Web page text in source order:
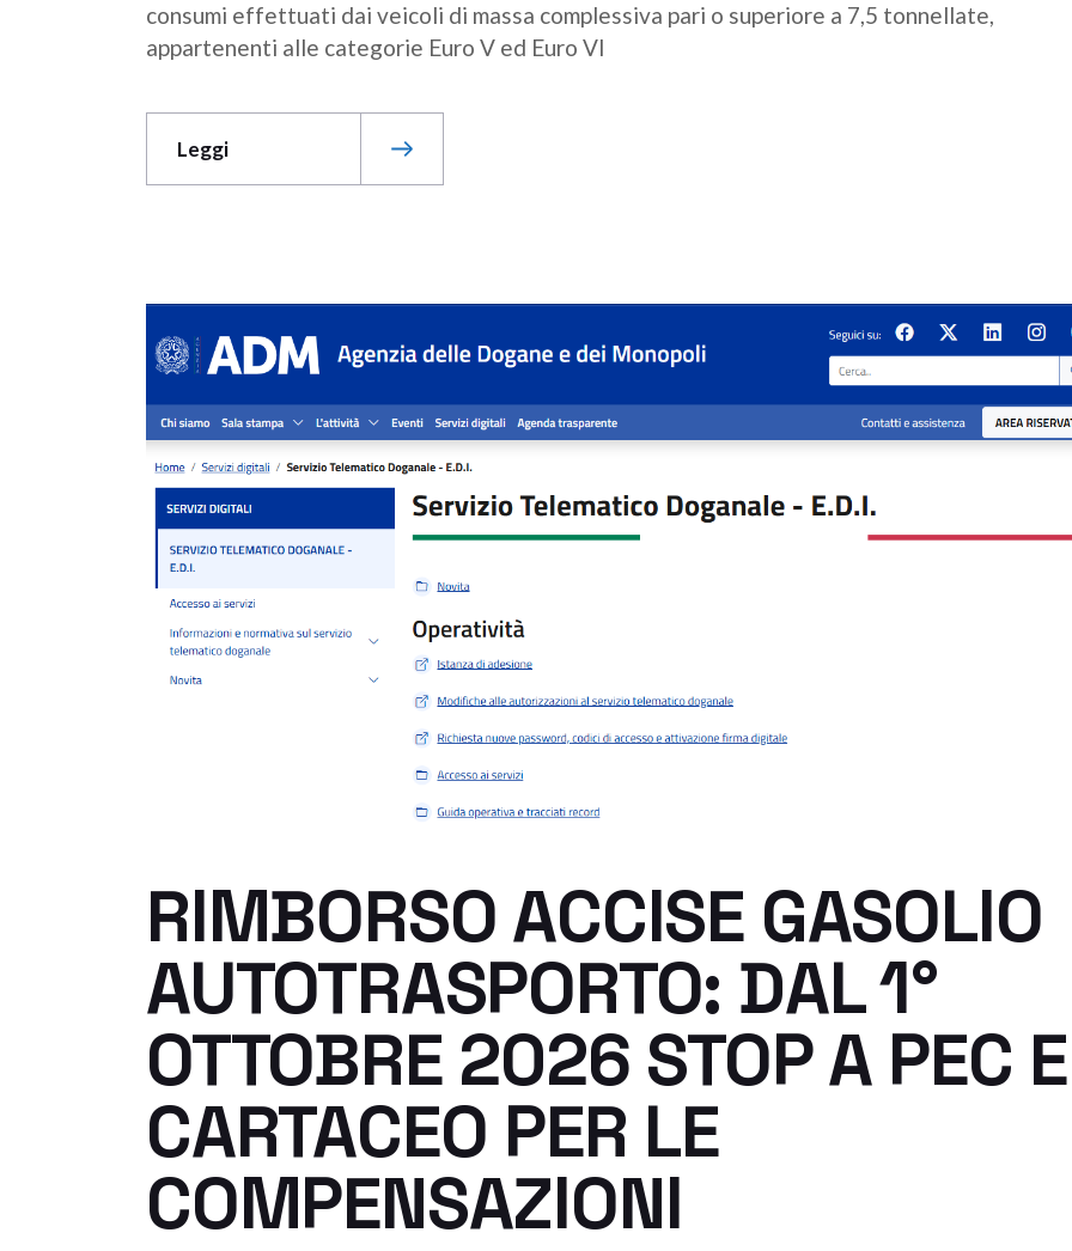
consumi effettuati dai veicoli di massa complessiva pari o superiore a 7,5 tonnellate,
appartenenti alle categorie Euro V ed Euro VI
RIMBORSO ACCISE GASOLIO
AUTOTRASPORTO: DAL 1°
OTTOBRE 2026 STOP A PEC E
CARTACEO PER LE
COMPENSAZIONI